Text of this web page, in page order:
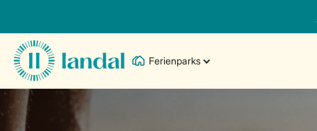
Ferienparks